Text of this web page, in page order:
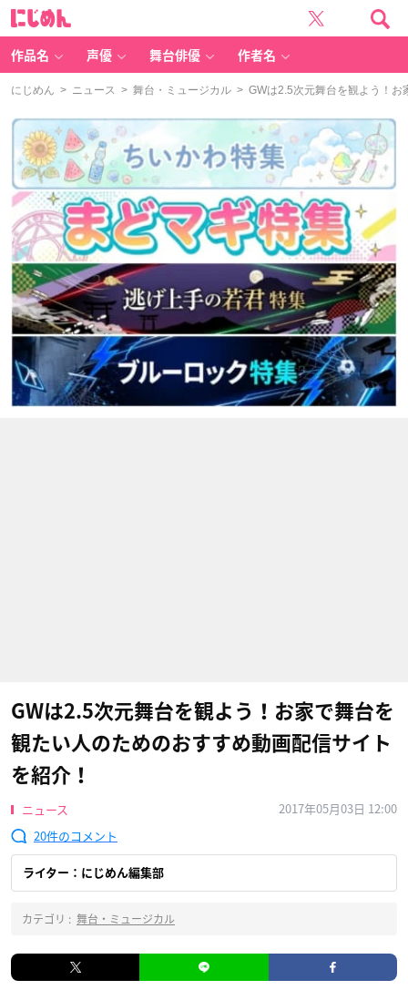
作品名 声優 舞台俳優 作者名
にじめん > ニュース > 舞台・ミュージカル > GWは2.5次元舞台を観よう！お
GWは2.5次元舞台を観よう！お家で舞台を
観たい人のためのおすすめ動画配信サイト
を紹介！
ニュース
2017年05月03日 12:00
20
ライター：にじめん編集部
カテゴリ : 舞台・ミュージカル